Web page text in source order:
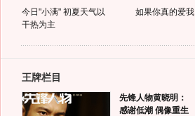
今日"小满" 初夏天气以
干热为主
如果你真的爱我
王牌栏目
先锋人物黄晓明：
感谢低潮 偶像重生